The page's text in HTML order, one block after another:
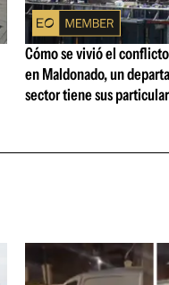
Cómo se vivió el
en Maldonado, un
sector tiene sus